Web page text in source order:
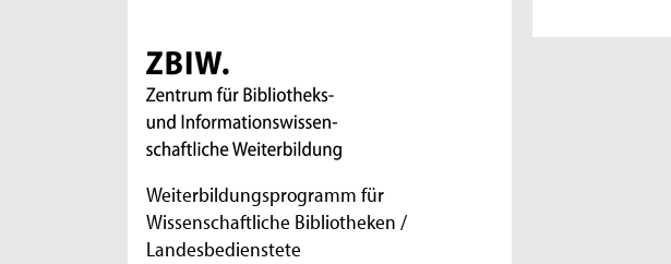
Weiterbildungsprogramm für
Wissenschaftliche Bibliotheken /
Landesbedienstete